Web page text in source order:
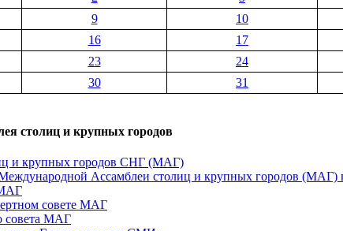
9 10
16 17
23 24
30
31
столиц и крупных городов
и крупных городов СНГ (МАГ)
Ассамблеи столиц и крупных городов (МАГ)
совете МАГ
совета МАГ